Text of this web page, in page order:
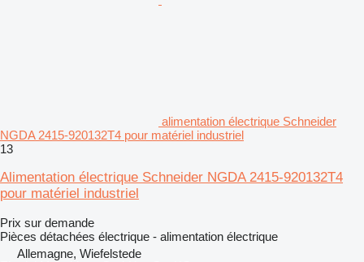
alimentation électrique Schneider
NGDA 2415-920132T4 pour matériel industriel
13
Alimentation électrique Schneider NGDA 2415-920132T4
pour matériel industriel
Prix sur demande
Pièces détachées électrique - alimentation électrique
Allemagne, Wiefelstede